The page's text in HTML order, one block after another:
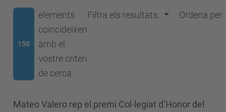
150
elements
coincideixen
amb el
vostre criteri
de cerca
Filtra els resultats. Ordena per
Mateo Valero rep el premi Col·legiat d’Honor del